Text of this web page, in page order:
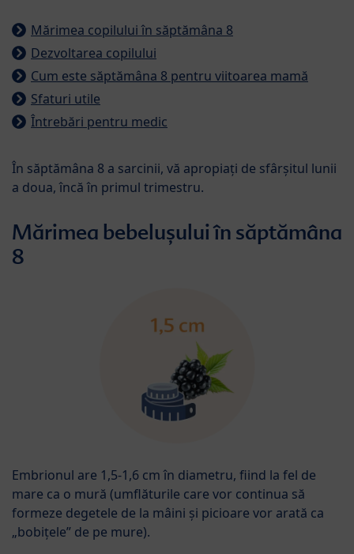
Mărimea copilului în săptămâna 8
Dezvoltarea copilului
Cum este săptămâna 8 pentru viitoarea mamă
Sfaturi utile
Întrebări pentru medic
În săptămâna 8 a sarcinii, vă apropiați de sfârșitul lunii
a doua, încă în primul trimestru.
Mărimea bebelușului în săptămâna
8
Embrionul are 1,5-1,6 cm în diametru, fiind la fel de
mare ca o mură (umflăturile care vor continua să
formeze degetele de la mâini și picioare vor arată ca
„bobițele” de pe mure).